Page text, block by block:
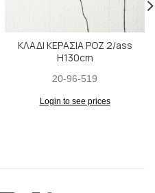
ΚΛΑΔΙ ΚΕΡΑΣΙΑ ΡΟΖ 2/ass
H130cm
20-96-519
Login to see prices